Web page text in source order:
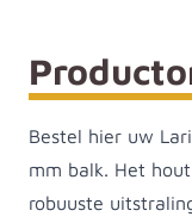
Bestel hier uw
mm balk. Het
robuuste